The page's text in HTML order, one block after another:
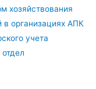
хозяйствования
в организациях АПК
учета